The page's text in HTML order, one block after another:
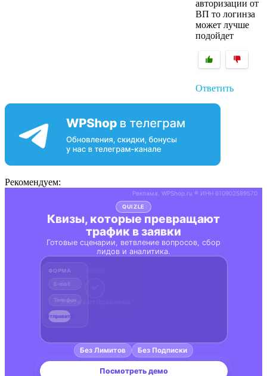
авторизации от
ВП то логинза
может лучше
подойдет
Ответить
Рекомендуем: